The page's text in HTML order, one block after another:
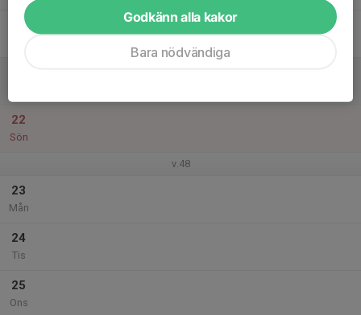
20
22
Sön
v.48
23
Mån
24
Tis
25
Ons
Godkänn alla kakor
Bara nödvändiga